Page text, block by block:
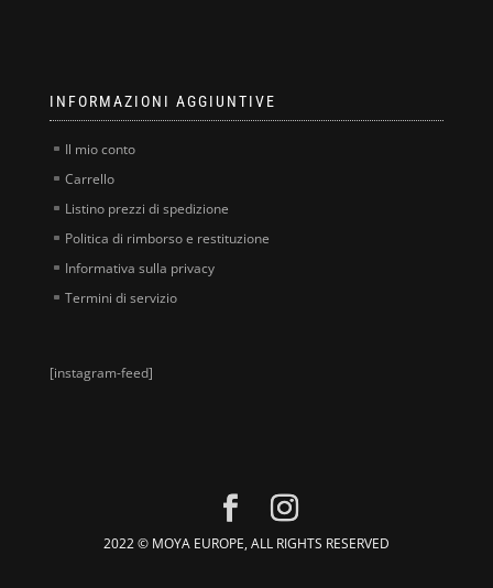
INFORMAZIONI AGGIUNTIVE
Il mio conto
Carrello
Listino prezzi di spedizione
Politica di rimborso e restituzione
Informativa sulla privacy
Termini di servizio
[instagram-feed]
2022 © MOYA EUROPE, ALL RIGHTS RESERVED